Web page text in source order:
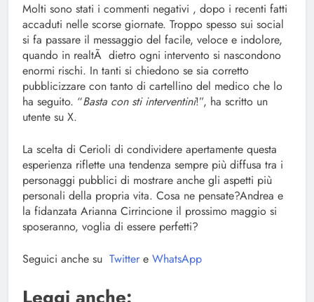
Molti sono stati i commenti negativi , dopo i recenti fatti
accaduti nelle scorse giornate. Troppo spesso sui social
si fa passare il messaggio del facile, veloce e indolore,
quando in realtÃ dietro ogni intervento si nascondono
enormi rischi. In tanti si chiedono se sia corretto
pubblicizzare con tanto di cartellino del medico che lo
ha seguito. “Basta con sti interventini!”, ha scritto un
utente su X.
La scelta di Cerioli di condividere apertamente questa
esperienza riflette una tendenza sempre più diffusa tra i
personaggi pubblici di mostrare anche gli aspetti più
personali della propria vita. Cosa ne pensate?Andrea e
la fidanzata Arianna Cirrincione il prossimo maggio si
sposeranno, voglia di essere perfetti?
Seguici anche su Twitter e WhatsApp